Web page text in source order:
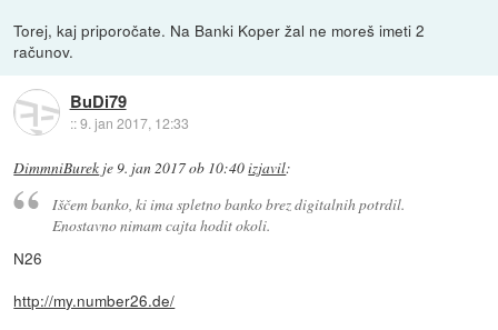
Torej, kaj priporočate. Na Banki Koper žal ne moreš imeti 2
računov.
BuDi79
::9. jan 2017, 12:33
DimmniBurek je9. jan 2017 ob 10:40izjavil:
Iščem banko, ki ima spletno banko brez digitalnih potrdil.
Enostavno nimam cajta hodit okoli.
N26
http://my.number26.de/